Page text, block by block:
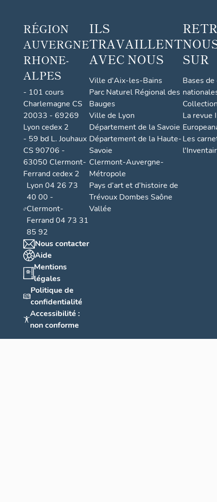
RÉGION
AUVERGNE
RHONE-
ALPES
- 101 cours
Charlemagne CS
20033 - 69269
Lyon cedex 2
- 59 bd L. Jouhaux
CS 90706 -
63050 Clermont-
Ferrand cedex 2
Lyon 04 26 73
40 00 -
Clermont-
Ferrand 04 73 31
85 92
Nous contacter
Aide
Mentions
légales
Politique de
confidentialité
Accessibilité :
non conforme
ILS
TRAVAILLENT
AVEC NOUS
Ville d'Aix-les-Bains
Parc Naturel Régional des
Bauges
Ville de Lyon
Département de la Savoie
Département de la Haute-
Savoie
Clermont-Auvergne-
Métropole
Pays d’art et d’histoire de
Trévoux Dombes Saône
Vallée
SUR
Bases
La revue
Les